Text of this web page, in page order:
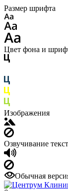
Размер шрифта
Цвет фона и
Изображения
Озвучивание
Обычная